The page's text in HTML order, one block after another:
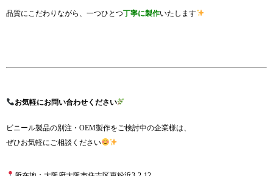
品質にこだわりながら、一つひとつ丁寧に製作いたします
お気軽にお問い合わせください
ビニール製品の別注・OEM製作をご検討中の企業様は、
ぜひお気軽にご相談ください